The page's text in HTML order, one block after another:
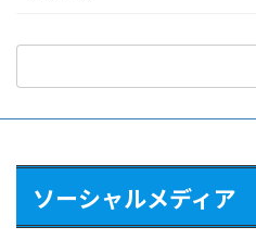
ソーシャルメディア